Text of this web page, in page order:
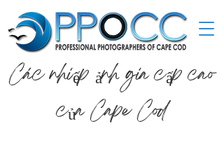
Các nhiếp ảnh gia cấp cao
của Cape Cod